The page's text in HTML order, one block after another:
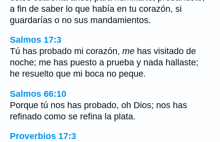
a fin de saber lo que había en tu corazón, si
guardarías o no sus mandamientos.
Salmos 17:3
Tú has probado mi corazón, me has visitado de
noche; me has puesto a prueba y nada hallaste;
he resuelto que mi boca no peque.
Salmos 66:10
Porque tú nos has probado, oh Dios; nos has
refinado como se refina la plata.
Proverbios 17:3